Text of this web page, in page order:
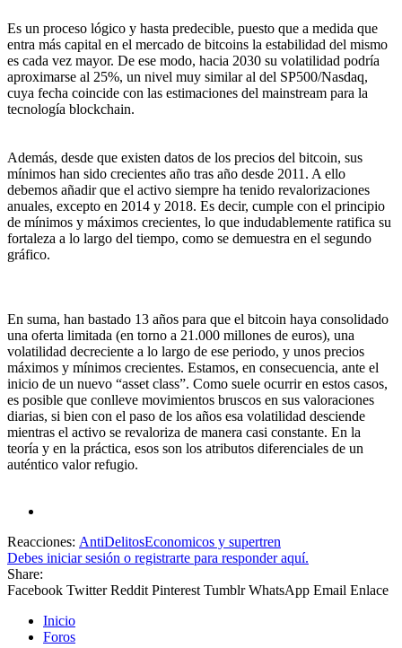
Es un proceso lógico y hasta predecible, puesto que a medida que
entra más capital en el mercado de bitcoins la estabilidad del mismo
es cada vez mayor. De ese modo, hacia 2030 su volatilidad podría
aproximarse al 25%, un nivel muy similar al del SP500/Nasdaq,
cuya fecha coincide con las estimaciones del mainstream para la
tecnología blockchain.
Además, desde que existen datos de los precios del bitcoin, sus
mínimos han sido crecientes año tras año desde 2011. A ello
debemos añadir que el activo siempre ha tenido revalorizaciones
anuales, excepto en 2014 y 2018. Es decir, cumple con el principio
de mínimos y máximos crecientes, lo que indudablemente ratifica su
fortaleza a lo largo del tiempo, como se demuestra en el segundo
gráfico.
En suma, han bastado 13 años para que el bitcoin haya consolidado
una oferta limitada (en torno a 21.000 millones de euros), una
volatilidad decreciente a lo largo de ese periodo, y unos precios
máximos y mínimos crecientes. Estamos, en consecuencia, ante el
inicio de un nuevo “asset class”. Como suele ocurrir en estos casos,
es posible que conlleve movimientos bruscos en sus valoraciones
diarias, si bien con el paso de los años esa volatilidad desciende
mientras el activo se revaloriza de manera casi constante. En la
teoría y en la práctica, esos son los atributos diferenciales de un
auténtico valor refugio.
Reacciones: AntiDelitosEconomicos y supertren
Debes iniciar sesión o registrarte para responder aquí.
Share:
Facebook Twitter Reddit Pinterest Tumblr WhatsApp Email Enlace
Inicio
Foros